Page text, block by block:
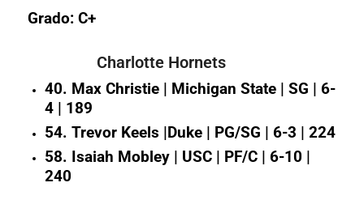
Grado: C+
Charlotte Hornets
40. Max Christie | Michigan State | SG | 6-
4 | 189
54. Trevor Keels |Duke | PG/SG | 6-3 | 224
58. Isaiah Mobley | USC | PF/C | 6-10 |
240